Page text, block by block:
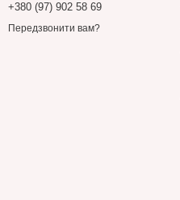
+380 (97) 902 58 69
Передзвонити вам?